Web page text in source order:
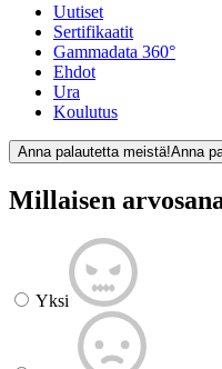
Uutiset
Sertifikaatit
Gammadata 360°
Ehdot
Ura
Koulutus
Anna palautetta meistä!Anna
Millaisen
Yksi